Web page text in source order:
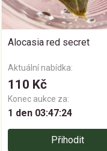
Alocasia red secret
Aktuální nabídka:
110 Kč
Konec aukce za:
1 den 03:47:24
Přihodit